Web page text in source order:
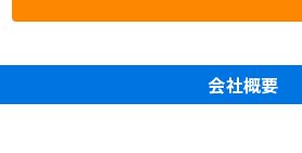
会社概要